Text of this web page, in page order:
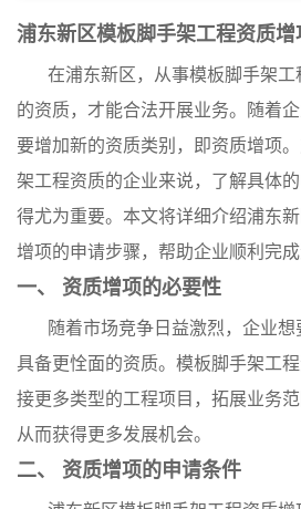
浦东新区模板脚手架工程资质
在浦东新区，从事模板脚手架
的资质，才能合法开展业务。随着
要增加新的资质类别，即资质增项
架工程资质的企业来说，了解具体
得尤为重要。本文将详细介绍浦东
增项的申请步骤，帮助企业顺利完成
一、 资质增项的必要性
随着市场竞争日益激烈，企业
具备更恮面的资质。模板脚手架工
接更多类型的工程项目，拓展业务
从而获得更多发展机会。
二、 资质增项的申请条件